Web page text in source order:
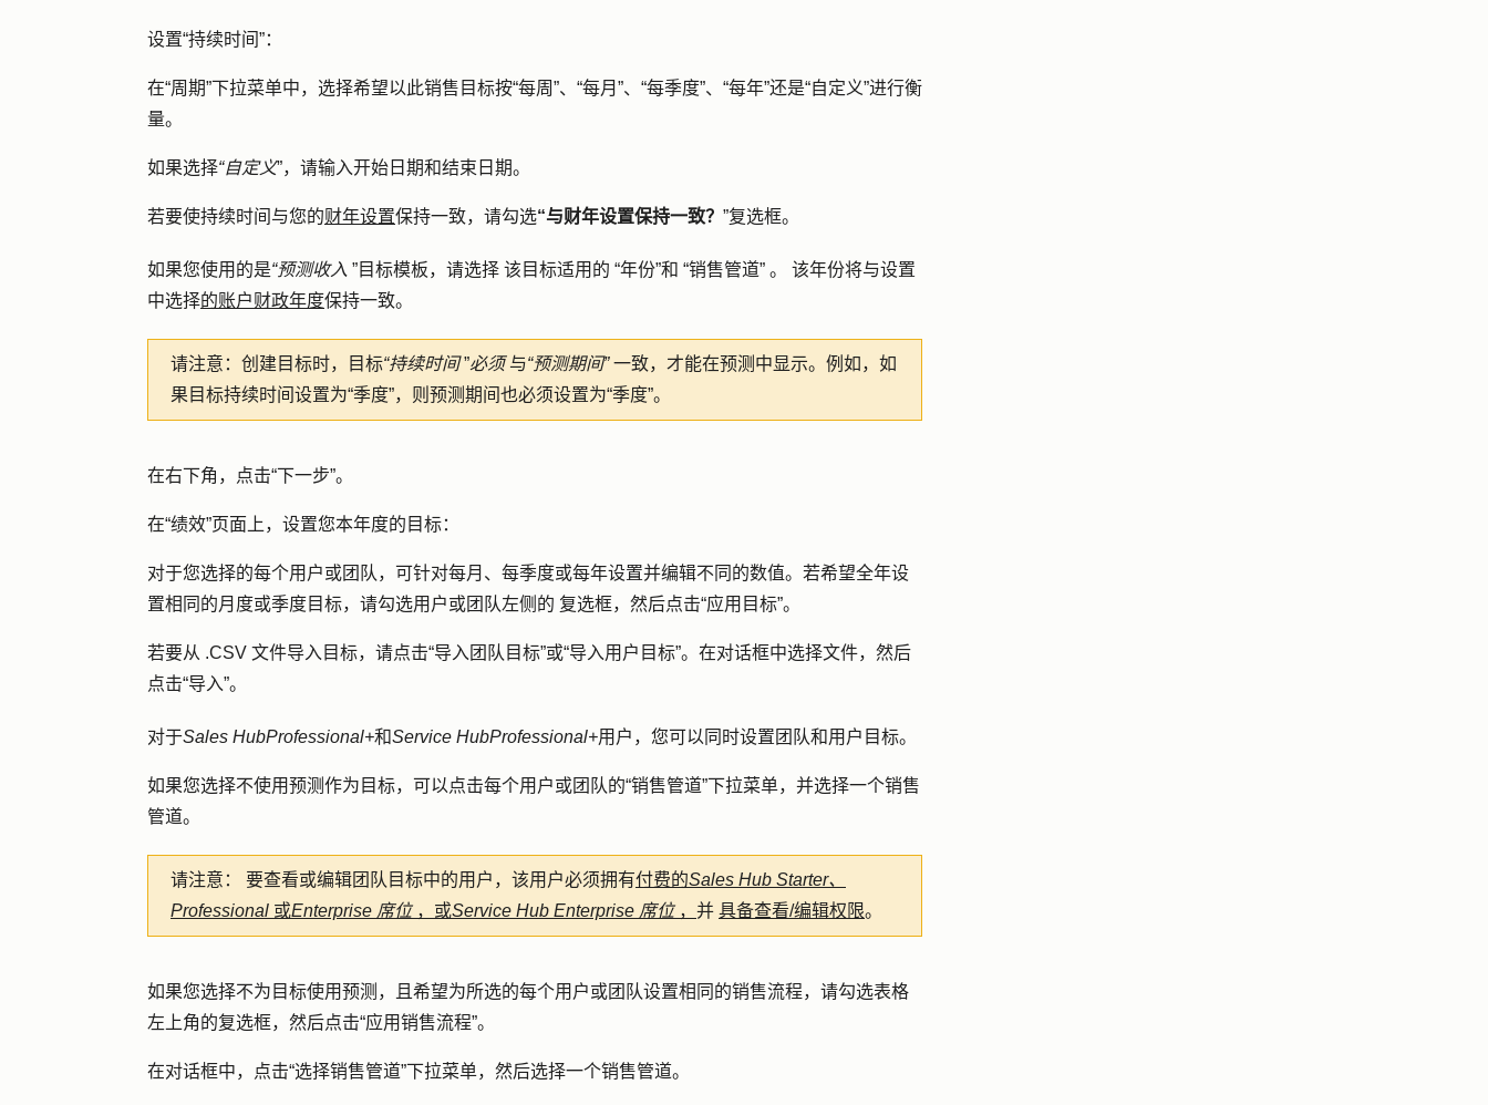
设置“持续时间”：
在“周期”下拉菜单中，选择希望以此销售目标按“每周”、“每月”、“每季度”、“每年”还是“自定义”进行衡
量。
如果选择“自定义”，请输入开始日期和结束日期。
若要使持续时间与您的财年设置保持一致，请勾选“与财年设置保持一致？ ”复选框。
如果您使用的是“预测收入 ”目标模板，请选择 该目标适用的 “年份”和 “销售管道” 。 该年份将与设置
中选择的账户财政年度保持一致。
请注意： 创建目标时，目标“持续时间”必须与“预测期间”一致，才能在预测中显示。例如，如
果目标持续时间设置为“季度”，则预测期间也必须设置为“季度”。
在右下角，点击“下一步”。
在“绩效”页面上，设置您本年度的目标：
对于您选择的每个用户或团队，可针对每月、每季度或每年设置并编辑不同的数值。若希望全年设
置相同的月度或季度目标，请勾选用户或团队左侧的 复选框，然后点击“应用目标”。
若要从 .CSV 文件导入目标，请点击“导入团队目标”或“导入用户目标”。在对话框中选择文件，然后
点击“导入”。
对于Sales HubProfessional+和Service HubProfessional+用户，您可以同时设置团队和用户目标。
如果您选择不使用预测作为目标，可以点击每个用户或团队的“销售管道”下拉菜单，并选择一个销售
管道。
请注意： 要查看或编辑团队目标中的用户，该用户必须拥有付费的Sales Hub Starter、
Professional 或Enterprise 席位 ，或Service Hub Enterprise 席位 ， 并 具备查看/编辑权限。
如果您选择不为目标使用预测，且希望为所选的每个用户或团队设置相同的销售流程，请勾选表格
左上角的复选框，然后点击“应用销售流程”。
在对话框中，点击“选择销售管道”下拉菜单，然后选择一个销售管道。